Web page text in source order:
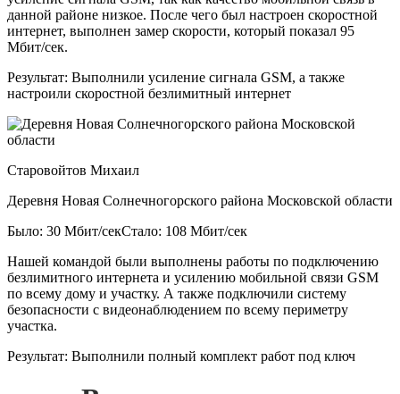
данной районе низкое. После чего был настроен скоростной
интернет, выполнен замер скорости, который показал 95
Мбит/сек.
Результат: Выполнили усиление сигнала GSM, а также
настроили скоростной безлимитный интернет
Старовойтов Михаил
Деревня Новая Солнечногорского района Московской области
Было: 30 Мбит/секСтало: 108 Мбит/сек
Нашей командой были выполнены работы по подключению
безлимитного интернета и усилению мобильной связи GSM
по всему дому и участку. А также подключили систему
безопасности с видеонаблюдением по всему периметру
участка.
Результат: Выполнили полный комплект работ под ключ